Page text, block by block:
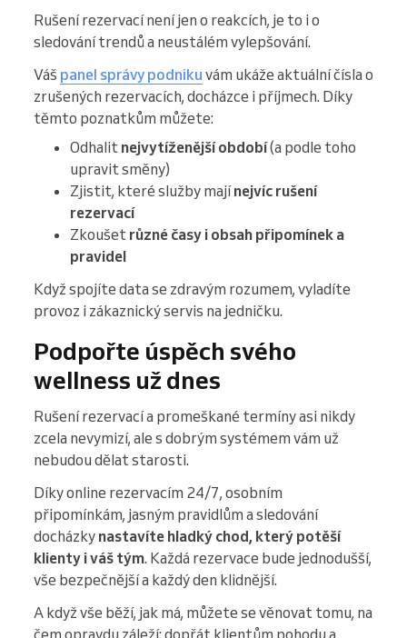
Rušení rezervací není jen o reakcích, je to i o
sledování trendů a neustálém vylepšování.
Váš panel správy podniku vám ukáže aktuální čísla o
zrušených rezervacích, docházce i příjmech. Díky
těmto poznatkům můžete:
Odhalit nejvytíženější období(a podle toho
upravit směny)
Zjistit, které služby majínejvíc rušení
rezervací
Zkoušet různé časy i obsah připomínek a
pravidel
Když spojíte data se zdravým rozumem, vyladíte
provoz i zákaznický servis na jedničku.
Podpořte úspěch svého
wellness už dnes
Rušení rezervací a promeškané termíny asi nikdy
zcela nevymizí, ale s dobrým systémem vám už
nebudou dělat starosti.
Díky online rezervacím 24/7, osobním
připomínkám, jasným pravidlům a sledování
docházky nastavíte hladký chod, který potěší
klienty i váš tým. Každá rezervace bude jednodušší,
vše bezpečnější a každý den klidnější.
A když vše běží, jak má, můžete se věnovat tomu, na
čem opravdu záleží: dopřát klientům pohodu a